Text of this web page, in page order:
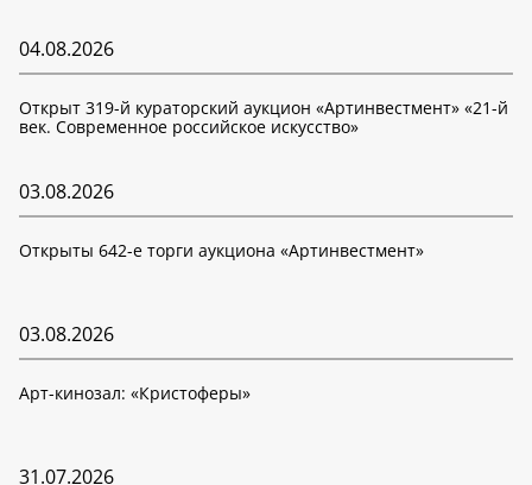
04.08.2026
Открыт 319-й кураторский аукцион «Артинвестмент» «21-й
век. Современное российское искусство»
03.08.2026
Открыты 642-е торги аукциона «Артинвестмент»
03.08.2026
Арт-кинозал: «Кристоферы»
31.07.2026